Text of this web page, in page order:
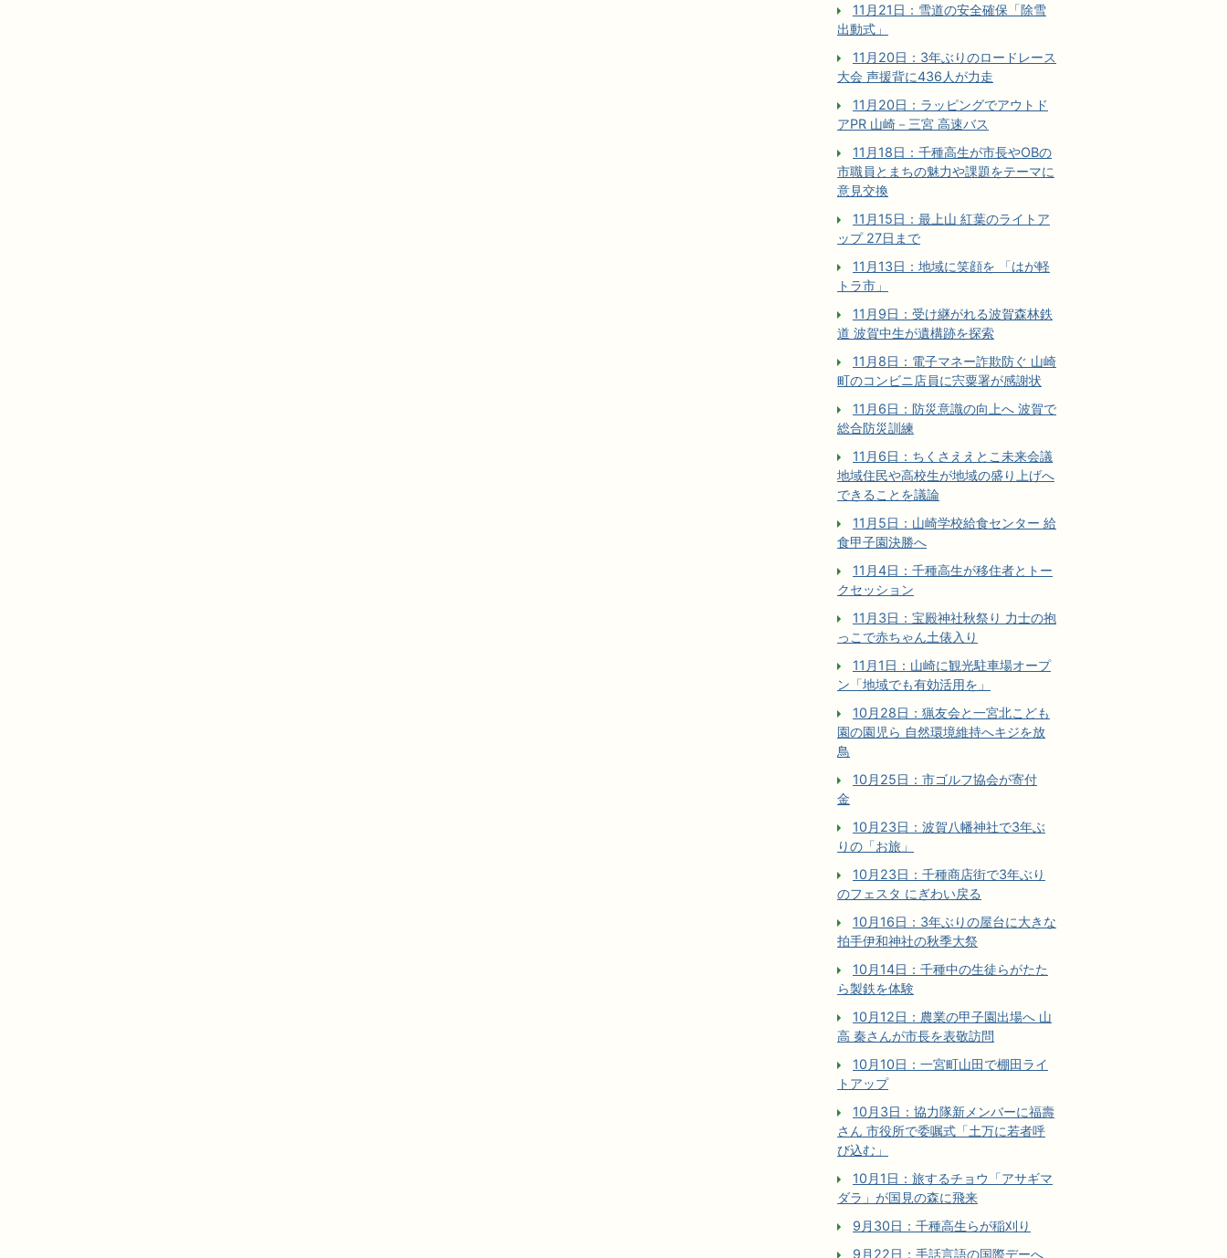
11月21日：雪道の安全確保「除雪
出動式」
11月20日：3年ぶりのロードレース
大会 声援背に436人が力走
11月20日：ラッピングでアウトド
アPR 山崎－三宮 高速バス
11月18日：千種高生が市長やOBの
市職員とまちの魅力や課題をテーマに
意見交換
11月15日：最上山 紅葉のライトア
ップ 27日まで
11月13日：地域に笑顔を 「はが軽
トラ市」
11月9日：受け継がれる波賀森林鉄
道 波賀中生が遺構跡を探索
11月8日：電子マネー詐欺防ぐ 山崎
町のコンビニ店員に宍粟署が感謝状
11月6日：防災意識の向上へ 波賀で
総合防災訓練
11月6日：ちくさええとこ未来会議
地域住民や高校生が地域の盛り上げへ
できることを議論
11月5日：山崎学校給食センター 給
食甲子園決勝へ
11月4日：千種高生が移住者とトー
クセッション
11月3日：宝殿神社秋祭り 力士の抱
っこで赤ちゃん土俵入り
11月1日：山崎に観光駐車場オープ
ン「地域でも有効活用を」
10月28日：猟友会と一宮北こども
園の園児ら 自然環境維持へキジを放
鳥
10月25日：市ゴルフ協会が寄付
金
10月23日：波賀八幡神社で3年ぶ
りの「お旅」
10月23日：千種商店街で3年ぶり
のフェスタ にぎわい戻る
10月16日：3年ぶりの屋台に大きな
拍手伊和神社の秋季大祭
10月14日：千種中の生徒らがたた
ら製鉄を体験
10月12日：農業の甲子園出場へ 山
高 秦さんが市長を表敬訪問
10月10日：一宮町山田で棚田ライ
トアップ
10月3日：協力隊新メンバーに福壽
さん 市役所で委嘱式「土万に若者呼
び込む」
10月1日：旅するチョウ「アサギマ
ダラ」が国見の森に飛来
9月30日：千種高生らが稲刈り
9月22日：手話言語の国際デーへ